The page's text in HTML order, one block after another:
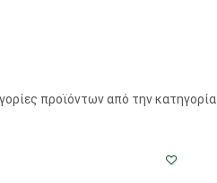
προϊόντων από την κατηγορία